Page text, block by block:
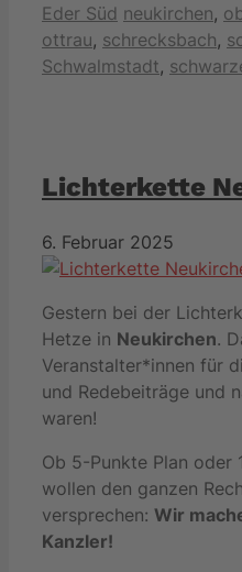
Eder Süd Schlagwörter
neukirchen,
ottrau, schrecksbach,
Schwalmstadt,
Lichterkette
6. Februar 2025
Gestern bei der
Hetze in Neukirchen.
Veranstalter*innen für
und Redebeiträge und
waren!
Ob 5-Punkte Plan oder
wollen den ganzen
versprechen: Wir
Kanzler!